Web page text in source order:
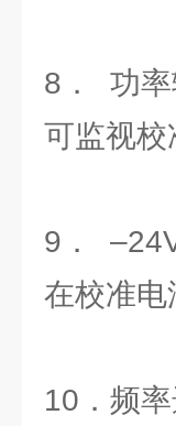
8． 功率
可监视
9．
在校准
10．频